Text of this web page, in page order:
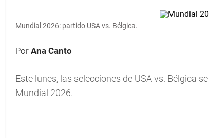
Mundial 2026: partido USA vs. Bélgica.
Por Ana Canto
Este lunes, las selecciones de USA vs. Bélgica
Mundial 2026.